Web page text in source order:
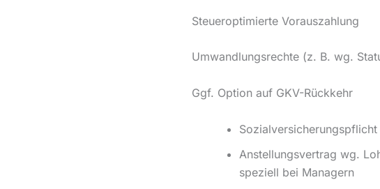
Steueroptimierte Vorauszahlung
Umwandlungsrechte (z. B. wg.
Ggf. Option auf GKV-Rückkehr
Anstellungsvertrag wg.
speziell bei Managern